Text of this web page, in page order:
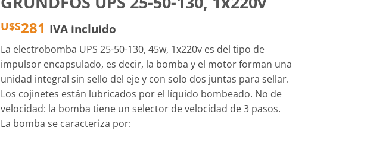
U$S281 IVA incluido
La electrobomba UPS 25-50-130, 45w, 1x220v es del tipo de
impulsor encapsulado, es decir, la bomba y el motor forman una
unidad integral sin sello del eje y con solo dos juntas para sellar.
Los cojinetes están lubricados por el líquido bombeado. No de
velocidad: la bomba tiene un selector de velocidad de 3 pasos.
La bomba se caracteriza por: